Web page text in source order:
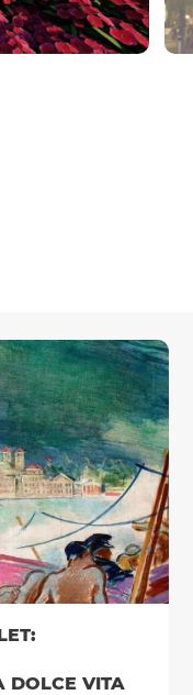
DOLCE VITA